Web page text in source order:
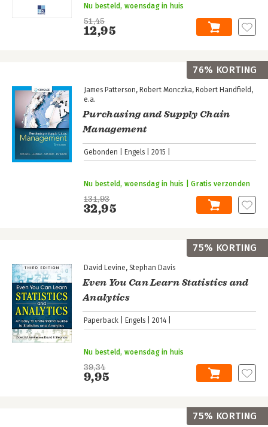
51,45
12,95
Nu besteld, woensdag in huis
James Patterson Robert Monczka Robert Handfield
e.a.
Purchasing and Supply Chain
Management
Gebonden Engels 2015
131,93
32,95
Nu besteld, woensdag in huis | Gratis verzonden
76% KORTING
David Levine Stephan Davis
Even You Can Learn Statistics and
Analytics
Paperback Engels 2014
39,34
9,95
Nu besteld, woensdag in huis
75% KORTING
75% KORTING